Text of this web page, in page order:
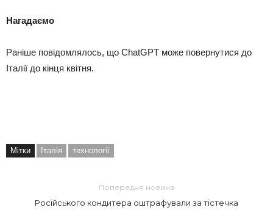
Нагадаємо
Раніше повідомлялось, що ChatGPT може повернутися до
Італії до кінця квітня.
Мітки Італія технології
Попередня новина
Російського кондитера оштрафували за тістечка